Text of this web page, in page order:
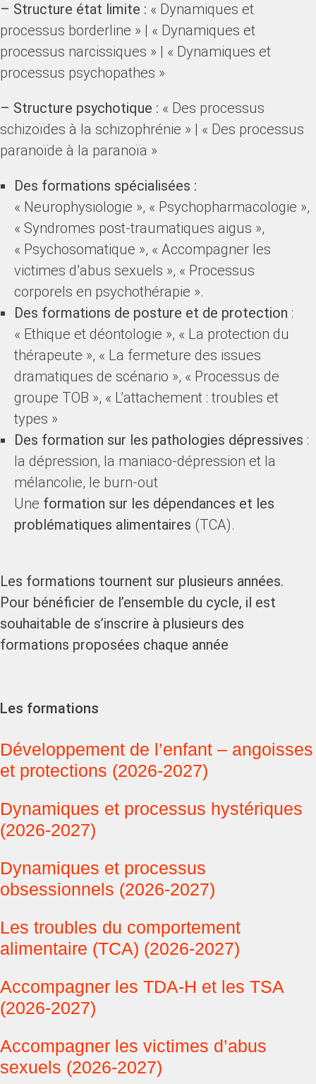
– Structure état limite : « Dynamiques et
processus borderline » | « Dynamiques et
processus narcissiques » | « Dynamiques et
processus psychopathes »
– Structure psychotique : « Des processus
schizoïdes à la schizophrénie » | « Des processus
paranoïde à la paranoïa »
Des formations spécialisées :
« Neurophysiologie », « Psychopharmacologie »,
« Syndromes post-traumatiques aigus »,
« Psychosomatique », « Accompagner les
victimes d’abus sexuels », « Processus
corporels en psychothérapie ».
Des formations de posture et de protection :
« Ethique et déontologie », « La protection du
thérapeute », « La fermeture des issues
dramatiques de scénario », « Processus de
groupe TOB », « L’attachement : troubles et
types »
Des formation sur les pathologies dépressives :
la dépression, la maniaco-dépression et la
mélancolie, le burn-out
Une formation sur les dépendances et les
problématiques alimentaires (TCA).
Les formations tournent sur plusieurs années.
Pour bénéficier de l’ensemble du cycle, il est
souhaitable de s’inscrire à plusieurs des
formations proposées chaque année
Les formations
Développement de l’enfant – angoisses
et protections (2026-2027)
Dynamiques et processus hystériques
(2026-2027)
Dynamiques et processus
obsessionnels (2026-2027)
Les troubles du comportement
alimentaire (TCA) (2026-2027)
Accompagner les TDA-H et les TSA
(2026-2027)
Accompagner les victimes d’abus
sexuels (2026-2027)